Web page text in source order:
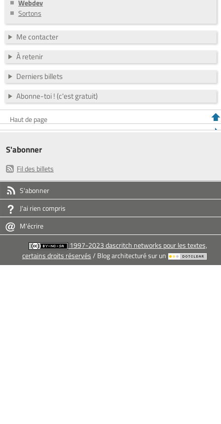
Webdev
Sortons
Me contacter
À retenir
Derniers billets
Abonne-toi ! (c'est gratuit)
Haut de page
S'abonner
Fil des billets
S'abonner
J'ai rien compris
M'écrire
1997-2023 dascritch networks pour les textes,
certains droits réservés/ Blog architecturé sur un